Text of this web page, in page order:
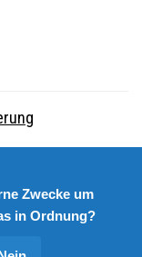
Zwecke um
in Ordnung?